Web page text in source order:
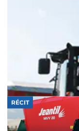
Avec la
disposez d'une
actionneurs
Lire la